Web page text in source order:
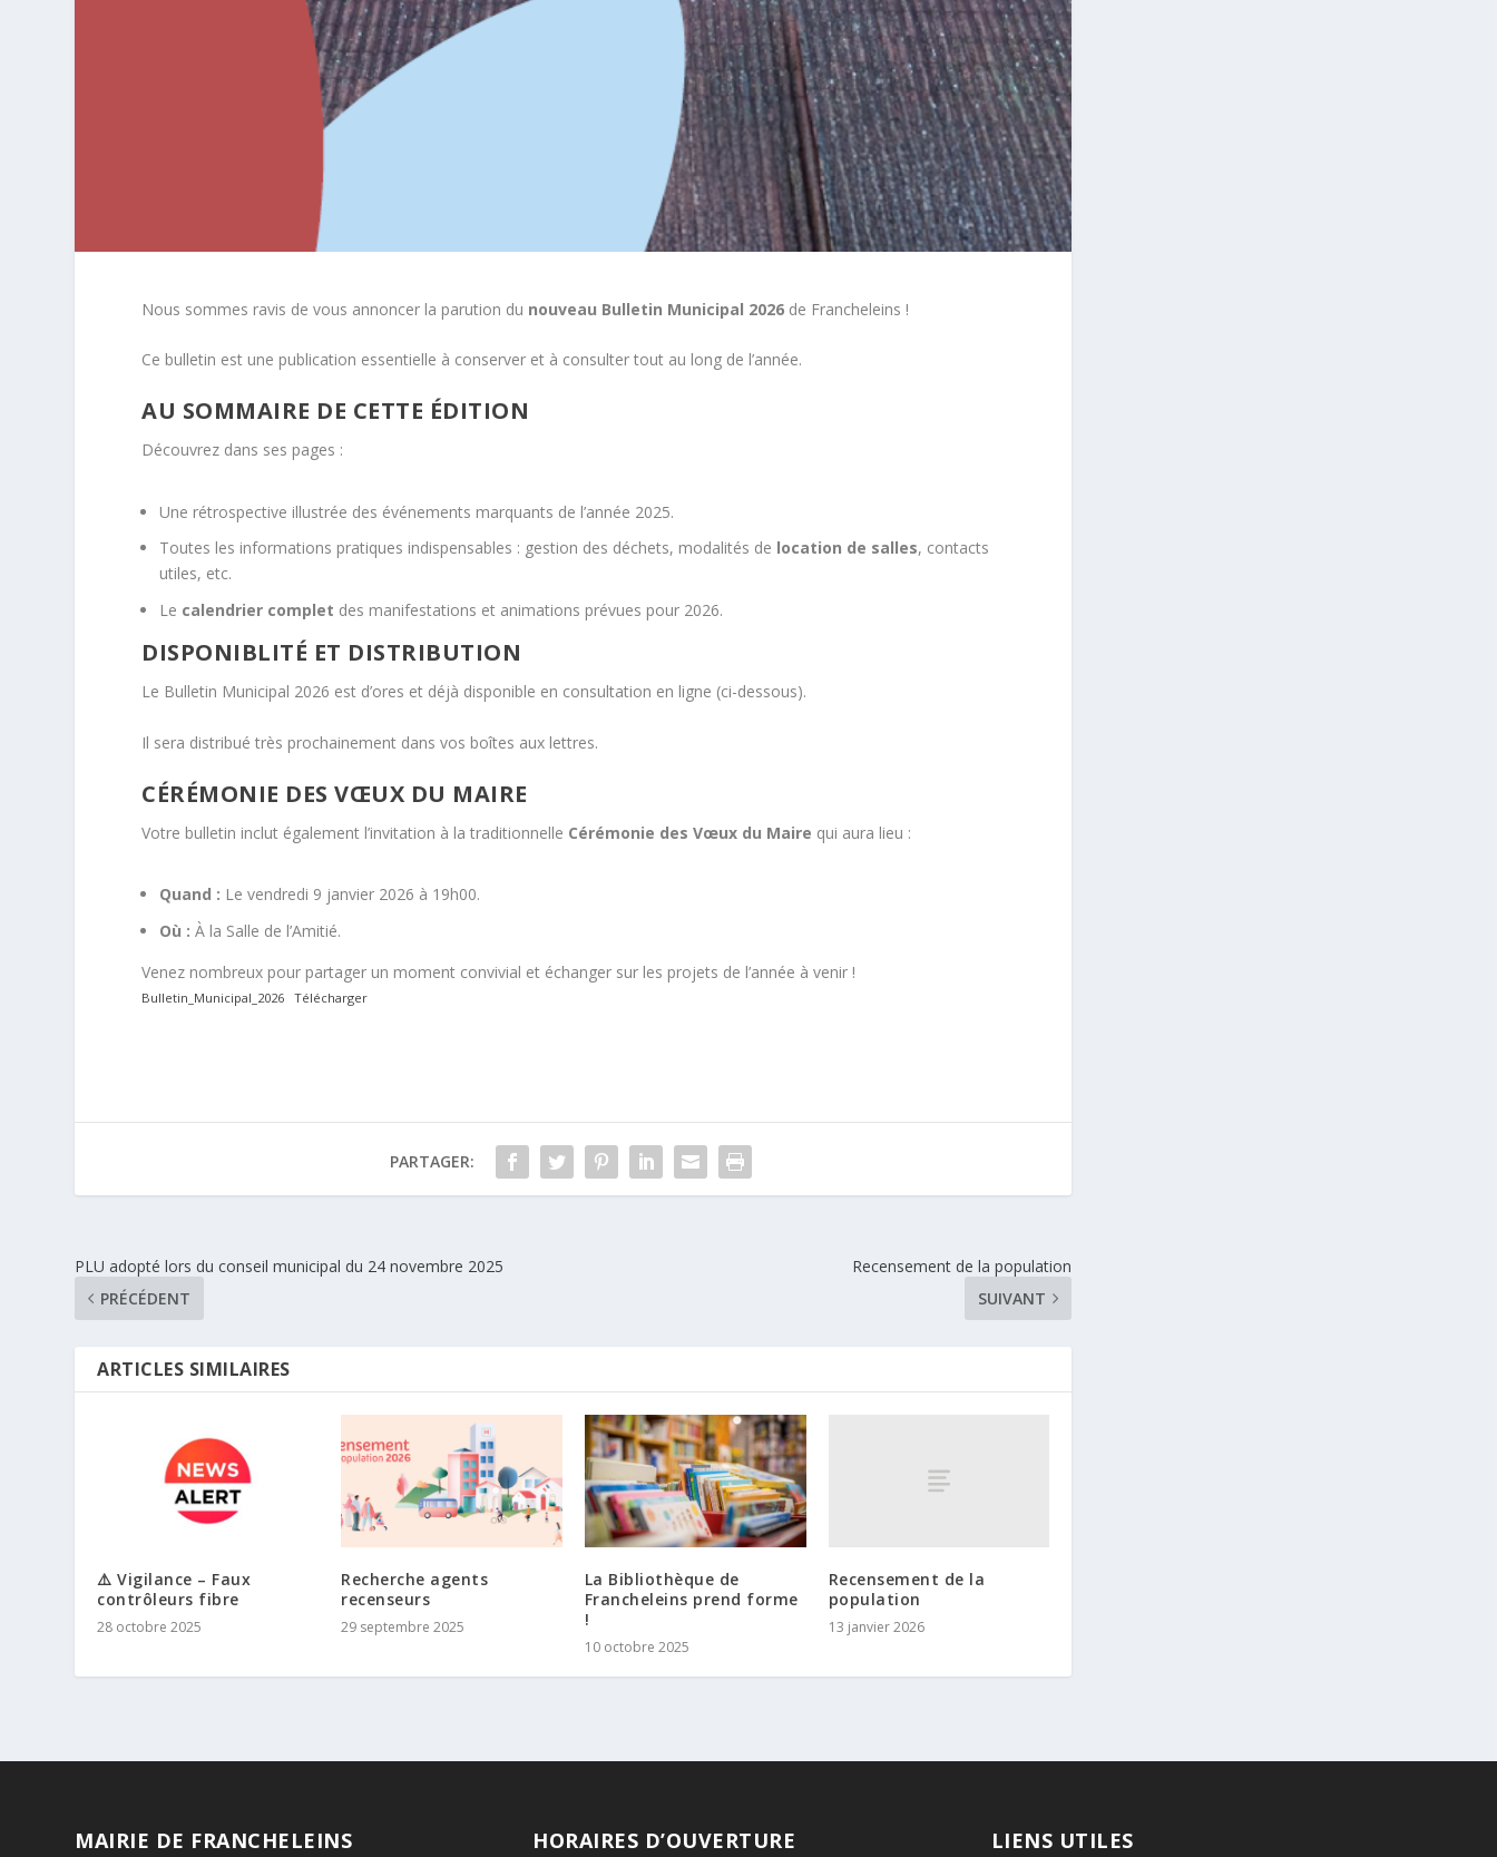
Nous sommes ravis de vous annoncer la parution du nouveau Bulletin Municipal 2026 de Francheleins !
Ce bulletin est une publication essentielle à conserver et à consulter tout au long de l’année.
AU SOMMAIRE DE CETTE ÉDITION
Découvrez dans ses pages :
Une rétrospective illustrée des événements marquants de l’année 2025.
Toutes les informations pratiques indispensables : gestion des déchets, modalités de location de salles, contacts
utiles, etc.
Le calendrier complet des manifestations et animations prévues pour 2026.
DISPONIBLITÉ ET DISTRIBUTION
Le Bulletin Municipal 2026 est d’ores et déjà disponible en consultation en ligne (ci-dessous).
Il sera distribué très prochainement dans vos boîtes aux lettres.
CÉRÉMONIE DES VŒUX DU MAIRE
Votre bulletin inclut également l’invitation à la traditionnelle Cérémonie des Vœux du Maire qui aura lieu :
Quand : Le vendredi 9 janvier 2026 à 19h00.
Où : À la Salle de l’Amitié.
Venez nombreux pour partager un moment convivial et échanger sur les projets de l’année à venir !
Bulletin_Municipal_2026 Télécharger
PARTAGER:
PLU adopté lors du conseil municipal du 24 novembre 2025
PRÉCÉDENT
Recensement de la population
SUIVANT
ARTICLES SIMILAIRES
⚠️ Vigilance – Faux
contrôleurs fibre
28 octobre 2025
Recherche agents
recenseurs
29 septembre 2025
La Bibliothèque de
Francheleins prend forme
!
10 octobre 2025
Recensement de la
population
13 janvier 2026
MAIRIE DE FRANCHELEINS HORAIRES D’OUVERTURE LIENS UTILES